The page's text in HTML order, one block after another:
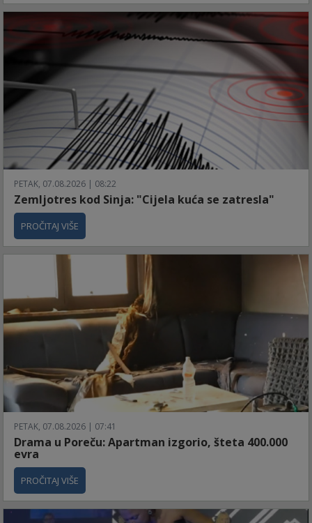
PETAK, 07.08.2026 | 08:22
Zemljotres kod Sinja: "Cijela kuća se zatresla"
PROČITAJ VIŠE
PETAK, 07.08.2026 | 07:41
Drama u Poreču: Apartman izgorio, šteta 400.000
evra
PROČITAJ VIŠE